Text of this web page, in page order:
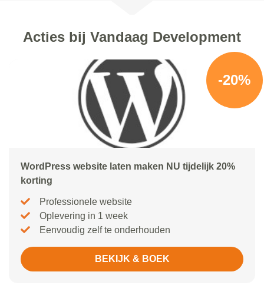
Acties bij Vandaag Development
-20%
WordPress website laten maken NU tijdelijk 20%
korting
Professionele website
Oplevering in 1 week
Eenvoudig zelf te onderhouden
BEKIJK & BOEK